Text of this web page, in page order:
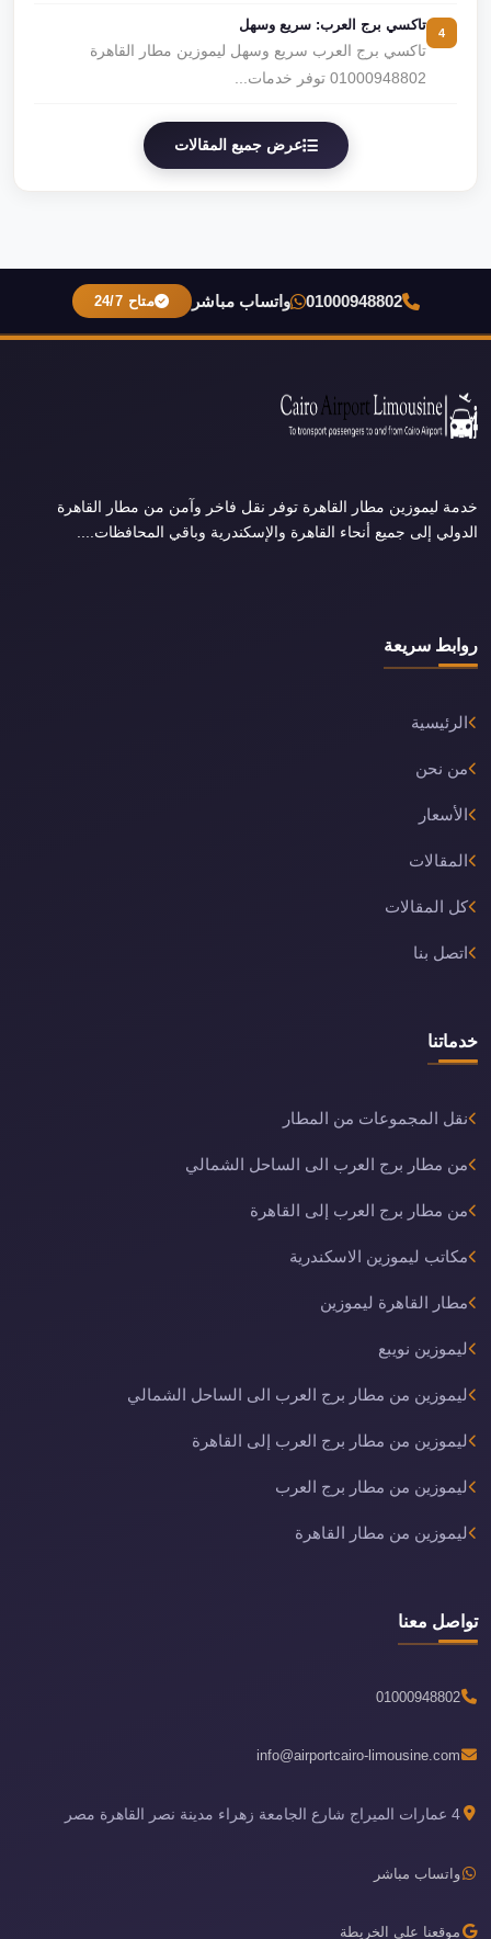
تاكسي برج العرب: سريع وسهل
تاكسي برج العرب سريع وسهل ليموزين مطار القاهرة
01000948802 توفر خدمات...
عرض جميع المقالات
01000948802 واتساب مباشر متاح 24/7
خدمة ليموزين مطار القاهرة توفر نقل فاخر وآمن من مطار القاهرة
الدولي إلى جميع أنحاء القاهرة والإسكندرية وباقي المحافظات....
روابط سريعة
الرئيسية
من نحن
الأسعار
المقالات
كل المقالات
اتصل بنا
خدماتنا
نقل المجموعات من المطار
من مطار برج العرب الى الساحل الشمالي
من مطار برج العرب إلى القاهرة
مكاتب ليموزين الاسكندرية
مطار القاهرة ليموزين
ليموزين نويبع
ليموزين من مطار برج العرب الى الساحل الشمالي
ليموزين من مطار برج العرب إلى القاهرة
ليموزين من مطار برج العرب
ليموزين من مطار القاهرة
تواصل معنا
01000948802
info@airportcairo-limousine.com
4 عمارات الميراج شارع الجامعة زهراء مدينة نصر القاهرة مصر
واتساب مباشر
موقعنا على الخريطة